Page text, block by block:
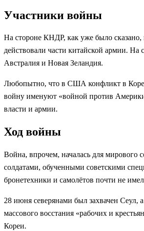
Участники войны
На стороне КНДР, как уже было
действовали части китайской армии.
Австралия и Новая Зеландия.
Любопытно, что в США конфликт в Корее
войну именуют «войной против
власти и армии.
Ход войны
Война, впрочем, началась для
солдатами, обученными советскими
бронетехники и самолётов почти не
28 июня северянами был захвачен Сеул,
массового восстания «рабочих и
Кореи.